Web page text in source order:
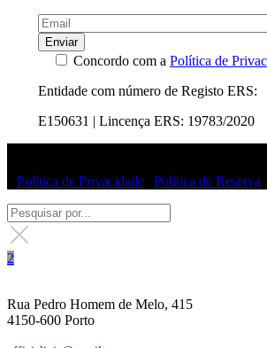
Enviar
Concordo com a Política de
Entidade com número de Registo ERS:
E150631 | Lincença ERS: 19783/2020
Política de Privacidade Política de Reserva
Rua Pedro Homem de Melo, 415
4150-600 Porto